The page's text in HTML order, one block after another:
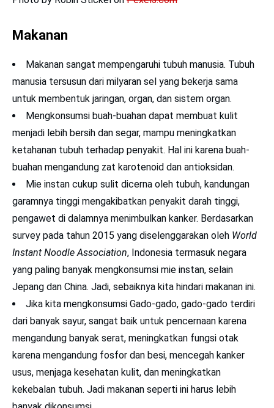
Makanan
Makanan sangat mempengaruhi tubuh manusia. Tubuh
manusia tersusun dari milyaran sel yang bekerja sama
untuk membentuk jaringan, organ, dan sistem organ.
Mengkonsumsi buah-buahan dapat membuat kulit
menjadi lebih bersih dan segar, mampu meningkatkan
ketahanan tubuh terhadap penyakit. Hal ini karena buah-
buahan mengandung zat karotenoid dan antioksidan.
Mie instan cukup sulit dicerna oleh tubuh, kandungan
garamnya tinggi mengakibatkan penyakit darah tinggi,
pengawet di dalamnya menimbulkan kanker. Berdasarkan
survey pada tahun 2015 yang diselenggarakan oleh World
Instant Noodle Association, Indonesia termasuk negara
yang paling banyak mengkonsumsi mie instan, selain
Jepang dan China. Jadi, sebaiknya kita hindari makanan ini.
Jika kita mengkonsumsi Gado-gado, gado-gado terdiri
dari banyak sayur, sangat baik untuk pencernaan karena
mengandung banyak serat, meningkatkan fungsi otak
karena mengandung fosfor dan besi, mencegah kanker
usus, menjaga kesehatan kulit, dan meningkatkan
kekebalan tubuh. Jadi makanan seperti ini harus lebih